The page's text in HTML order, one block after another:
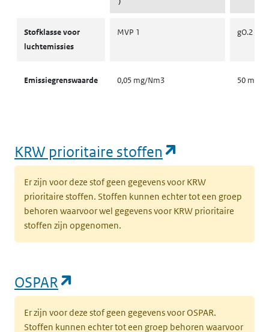
Stofklasse voor
luchtemissies
MVP 1 gO.2
Emissiegrenswaarde 0,05 mg/Nm3 50 mg/
KRW prioritaire stoffen
Er zijn voor deze stof geen gegevens voor KRW
prioritaire stoffen. Stoffen kunnen echter tot een groep
behoren waarvoor wel gegevens voor KRW prioritaire
stoffen zijn opgenomen.
OSPAR
Er zijn voor deze stof geen gegevens voor OSPAR.
Stoffen kunnen echter tot een groep behoren waarvoor